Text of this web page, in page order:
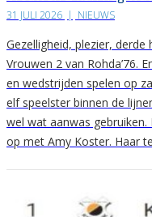
31 JULI 2026 | NIEUWS
Gezelligheid, plezier,
Vrouwen 2 van Rohda’76.
en wedstrijden spelen op
elf speelster binnen de
wel wat aanwas
op met Amy Koster. Haar